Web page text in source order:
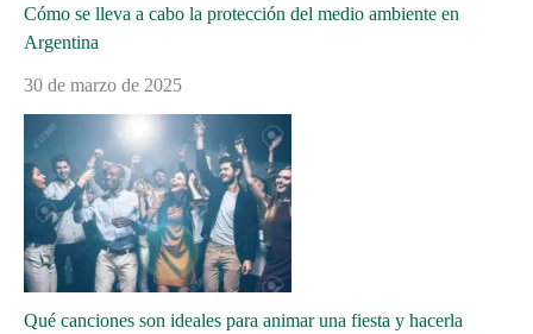
Cómo se lleva a cabo la protección del medio ambiente en
Argentina
30 de marzo de 2025
Qué canciones son ideales para animar una fiesta y hacerla